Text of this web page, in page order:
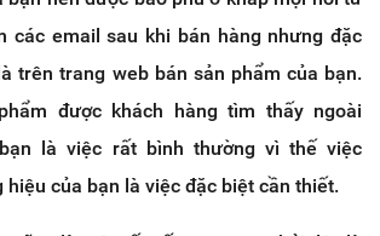
các email sau khi bán hàng nhưng đặc
trên trang web bán sản phẩm của bạn.
được khách hàng tìm thấy ngoài
là việc rất bình thường vì thế việc
hiệu của bạn là việc đặc biệt cần thiết.